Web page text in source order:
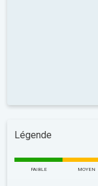
Légende
FAIBLE MOYEN